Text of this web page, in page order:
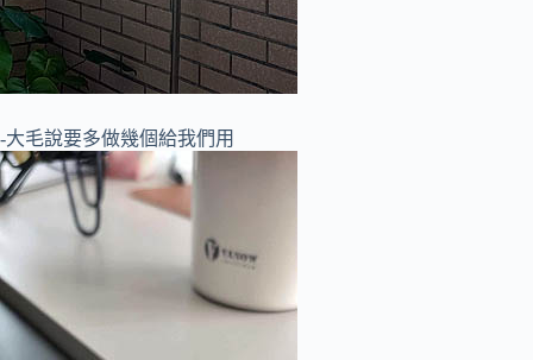
-大毛說要多做幾個給我們用